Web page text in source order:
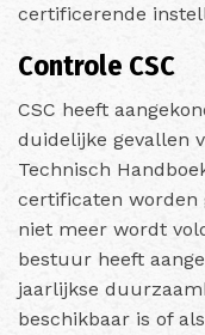
certificerende
Controle CSC
CSC heeft
duidelijke gevallen
Technisch
certificaten worden
niet meer wordt
bestuur heeft
jaarlijkse
beschikbaar is of